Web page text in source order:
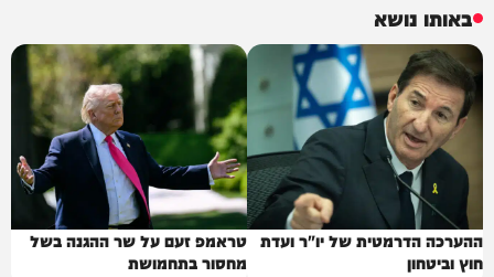
באותו נושא
ההערכה הדרמטית של יו"ר ועדת
חוץ וביטחון
טראמפ זעם על שר ההגנה בשל
מחסור בתחמושת